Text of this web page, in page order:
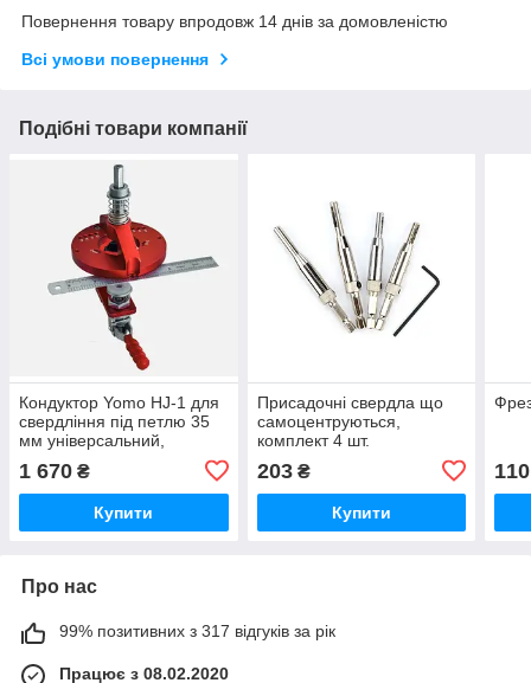
Повернення товару впродовж 14 днів за домовленістю
Всі умови повернення
Подібні товари компанії
Кондуктор Yomo HJ-1 для
свердління під петлю 35
мм універсальний,
самоцентруючий з
прижимом
1 670 ₴
Купити
Присадочні свердла що
самоцентруються,
комплект 4 шт.
203₴
Купити
110
Про нас
99% позитивних з 317 відгуків за рік
Працює з 08.02.2020